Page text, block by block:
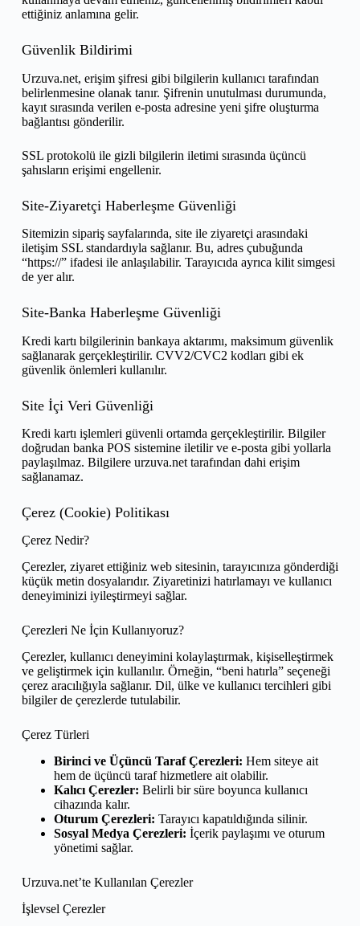
ettiğiniz anlamına gelir.
Güvenlik Bildirimi
Urzuva.net, erişim şifresi gibi bilgilerin kullanıcı tarafından
belirlenmesine olanak tanır. Şifrenin unutulması durumunda,
kayıt sırasında verilen e-posta adresine yeni şifre oluşturma
bağlantısı gönderilir.
SSL protokolü ile gizli bilgilerin iletimi sırasında üçüncü
şahısların erişimi engellenir.
Site-Ziyaretçi Haberleşme Güvenliği
Sitemizin sipariş sayfalarında, site ile ziyaretçi arasındaki
iletişim SSL standardıyla sağlanır. Bu, adres çubuğunda
“https://” ifadesi ile anlaşılabilir. Tarayıcıda ayrıca kilit simgesi
de yer alır.
Site-Banka Haberleşme Güvenliği
Kredi kartı bilgilerinin bankaya aktarımı, maksimum güvenlik
sağlanarak gerçekleştirilir. CVV2/CVC2 kodları gibi ek
güvenlik önlemleri kullanılır.
Site İçi Veri Güvenliği
Kredi kartı işlemleri güvenli ortamda gerçekleştirilir. Bilgiler
doğrudan banka POS sistemine iletilir ve e-posta gibi yollarla
paylaşılmaz. Bilgilere urzuva.net tarafından dahi erişim
sağlanamaz.
Çerez (Cookie) Politikası
Çerez Nedir?
Çerezler, ziyaret ettiğiniz web sitesinin, tarayıcınıza gönderdiği
küçük metin dosyalarıdır. Ziyaretinizi hatırlamayı ve kullanıcı
deneyiminizi iyileştirmeyi sağlar.
Çerezleri Ne İçin Kullanıyoruz?
Çerezler, kullanıcı deneyimini kolaylaştırmak, kişiselleştirmek
ve geliştirmek için kullanılır. Örneğin, “beni hatırla” seçeneği
çerez aracılığıyla sağlanır. Dil, ülke ve kullanıcı tercihleri gibi
bilgiler de çerezlerde tutulabilir.
Çerez Türleri
Birinci ve Üçüncü Taraf Çerezleri: Hem siteye ait
hem de üçüncü taraf hizmetlere ait olabilir.
Kalıcı Çerezler: Belirli bir süre boyunca kullanıcı
cihazında kalır.
Oturum Çerezleri: Tarayıcı kapatıldığında silinir.
Sosyal Medya Çerezleri: İçerik paylaşımı ve oturum
yönetimi sağlar.
Urzuva.net’te Kullanılan Çerezler
İşlevsel Çerezler